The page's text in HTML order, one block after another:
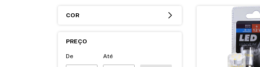
COR
PREÇO
De Até